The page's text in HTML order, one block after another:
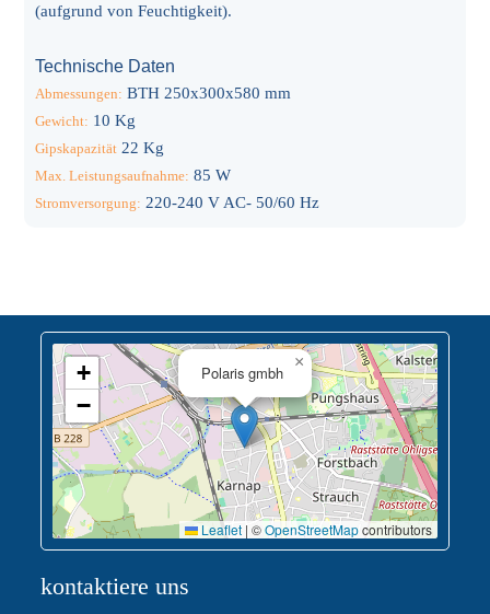
(aufgrund von Feuchtigkeit).
Technische Daten
Abmessungen: BTH 250x300x580 mm
Gewicht: 10 Kg
Gipskapazität 22 Kg
Max. Leistungsaufnahme: 85 W
Stromversorgung: 220-240 V AC- 50/60 Hz
Polaris gmbh
×
+
−
Leaflet | ©OpenStreetMapcontributors
kontaktiere uns